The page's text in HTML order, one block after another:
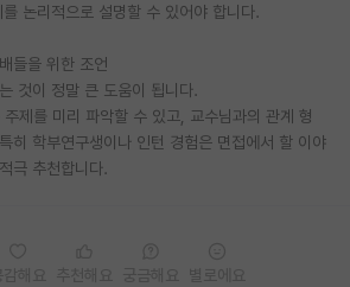
논리적으로 설명할 수 있어야 합니다.
들을 위한 조언
것이 정말 큰 도움이 됩니다.
제를 미리 파악할 수 있고, 교수님과의 관계 형
히 학부연구생이나 인턴 경험은 면접에서 할 이야
극 추천합니다.